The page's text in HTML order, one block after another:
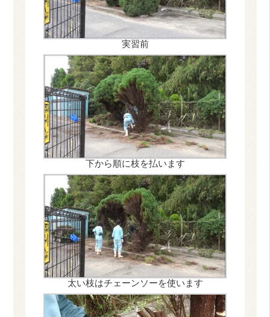
実習前
下から順に枝を払います
太い枝はチェーンソーを使います